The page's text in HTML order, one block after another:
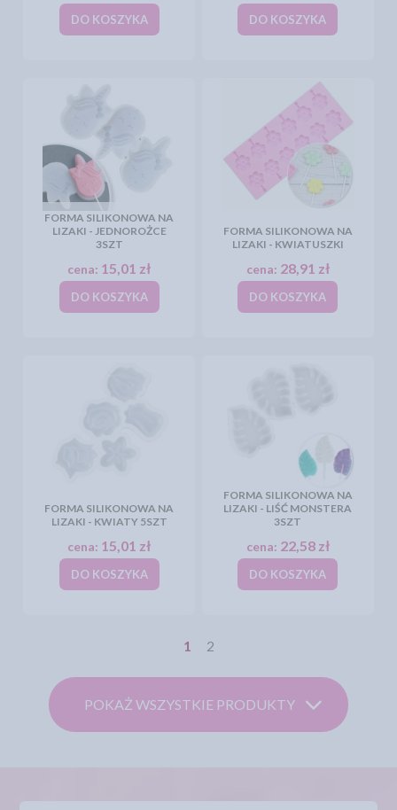
DO KOSZYKA DO KOSZYKA
FORMA SILIKONOWA NA
LIZAKI - JEDNOROŻCE
3SZT
cena: 15,01 zł
DO KOSZYKA
FORMA SILIKONOWA NA
LIZAKI - KWIATUSZKI
cena: 28,91 zł
DO KOSZYKA
FORMA SILIKONOWA NA
LIZAKI - KWIATY 5SZT
cena: 15,01 zł
DO KOSZYKA
FORMA SILIKONOWA NA
LIZAKI - LIŚĆ MONSTERA
3SZT
cena: 22,58 zł
DO KOSZYKA
1 2
POKAŻ WSZYSTKIE PRODUKTY